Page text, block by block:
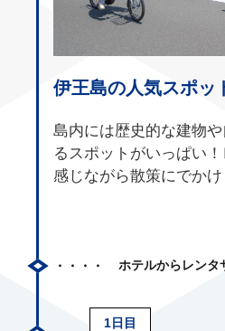
伊王島の人気スポッ
島内には歴史的な建物
るスポットがいっぱい
感じながら散策にでかけ
ホテルからレンタ
1日目